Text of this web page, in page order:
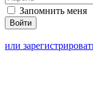
Запомнить меня
или